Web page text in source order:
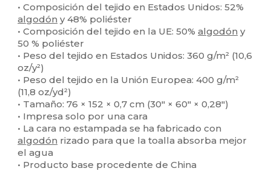
• Composición del tejido en Estados Unidos: 52%
algodón y 48% poliéster
• Composición del tejido en la UE: 50%algodón y
50 % poliéster
• Peso del tejido en Estados Unidos: 360 g/m² (10,6
oz/y²)
• Peso del tejido en la Unión Europea: 400 g/m²
(11,8 oz/yd²)
• Tamaño: 76 × 152 × 0,7 cm (30″ × 60″ × 0,28″)
• Impresa solo por una cara
• La cara no estampada se ha fabricado con
algodón rizado para que la toalla absorba mejor
el agua
• Producto base procedente de China